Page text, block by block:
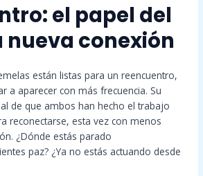
el papel del
nueva conexión
están listas para un reencuentro,
a aparecer con más frecuencia. Su
de que ambos han hecho el trabajo
reconectarse, esta vez con menos
¿Dónde estás parado
paz? ¿Ya no estás actuando desde